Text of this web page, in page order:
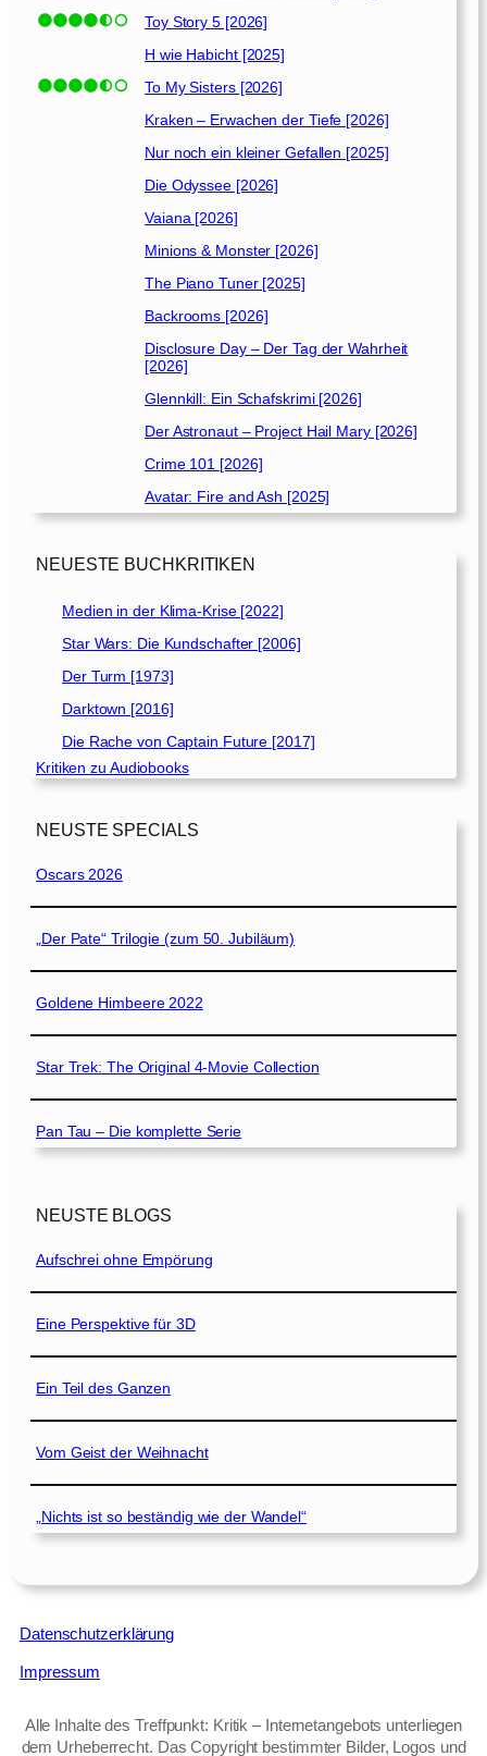
Toy Story 5 [2026]
H wie Habicht [2025]
To My Sisters [2026]
Kraken – Erwachen der Tiefe [2026]
Nur noch ein kleiner Gefallen [2025]
Die Odyssee [2026]
Vaiana [2026]
Minions & Monster [2026]
The Piano Tuner [2025]
Backrooms [2026]
Disclosure Day – Der Tag der Wahrheit
[2026]
Glennkill: Ein Schafskrimi [2026]
Der Astronaut – Project Hail Mary [2026]
Crime 101 [2026]
Avatar: Fire and Ash [2025]
NEUESTE BUCHKRITIKEN
Medien in der Klima-Krise [2022]
Star Wars: Die Kundschafter [2006]
Der Turm [1973]
Darktown [2016]
Die Rache von Captain Future [2017]
Kritiken zu Audiobooks
NEUSTE SPECIALS
Oscars 2026
„Der Pate“ Trilogie (zum 50. Jubiläum)
Goldene Himbeere 2022
Star Trek: The Original 4-Movie Collection
Pan Tau – Die komplette Serie
NEUSTE BLOGS
Aufschrei ohne Empörung
Eine Perspektive für 3D
Ein Teil des Ganzen
Vom Geist der Weihnacht
„Nichts ist so beständig wie der Wandel“
Datenschutzerklärung
Impressum
Alle Inhalte des Treffpunkt: Kritik – Internetangebots unterliegen
dem Urheberrecht. Das Copyright bestimmter Bilder, Logos und